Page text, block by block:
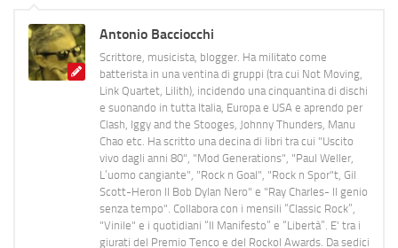
Antonio Bacciocchi
Scrittore, musicista, blogger. Ha militato come
batterista in una ventina di gruppi (tra cui Not Moving,
Link Quartet, Lilith), incidendo una cinquantina di dischi
e suonando in tutta Italia, Europa e USA e aprendo per
Clash, Iggy and the Stooges, Johnny Thunders, Manu
Chao etc. Ha scritto una decina di libri tra cui "Uscito
vivo dagli anni 80", "Mod Generations", "Paul Weller,
L’uomo cangiante", "Rock n Goal", "Rock n Spor"t, Gil
Scott-Heron Il Bob Dylan Nero" e "Ray Charles- Il genio
senza tempo". Collabora con i mensili “Classic Rock”,
"Vinile" e i quotidiani “Il Manifesto” e “Libertà”. E' tra i
giurati del Premio Tenco e del Rockol Awards. Da sedici